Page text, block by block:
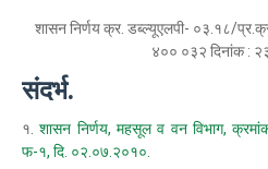
शासन निर्णय क्र. डब्ल्यूएलपी- ०३.१८/
४०० ०३२ दिनांक :
संदर्भ.
१.शासन निर्णय, महसूल व वन विभाग,
फ-१, दि. ०२.०७.२०१०.